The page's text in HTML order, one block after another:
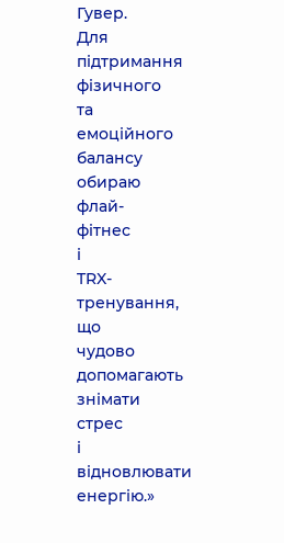
Гувер.
Для
підтримання
фізичного
та
емоційного
балансу
обираю
флай-
фітнес
і
TRX-
тренування,
що
чудово
допомагають
знімати
стрес
і
відновлювати
енергію.»